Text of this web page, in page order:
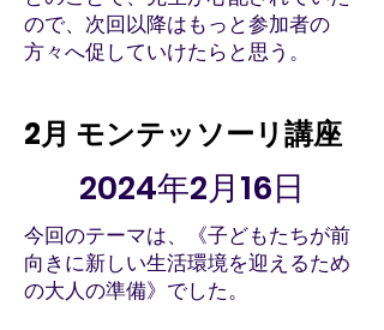
ので、次回以降はもっと参加者の
方々へ促していけたらと思う。
2月 モンテッソーリ講座
2024年2月16日
今回のテーマは、《子どもたちが前
向きに新しい生活環境を迎えるため
の大人の準備》でした。